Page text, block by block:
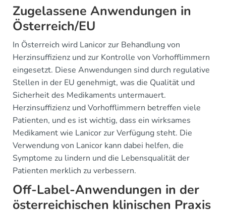
Zugelassene Anwendungen in
Österreich/EU
In Österreich wird Lanicor zur Behandlung von
Herzinsuffizienz und zur Kontrolle von Vorhofflimmern
eingesetzt. Diese Anwendungen sind durch regulative
Stellen in der EU genehmigt, was die Qualität und
Sicherheit des Medikaments untermauert.
Herzinsuffizienz und Vorhofflimmern betreffen viele
Patienten, und es ist wichtig, dass ein wirksames
Medikament wie Lanicor zur Verfügung steht. Die
Verwendung von Lanicor kann dabei helfen, die
Symptome zu lindern und die Lebensqualität der
Patienten merklich zu verbessern.
Off-Label-Anwendungen in der
österreichischen klinischen Praxis